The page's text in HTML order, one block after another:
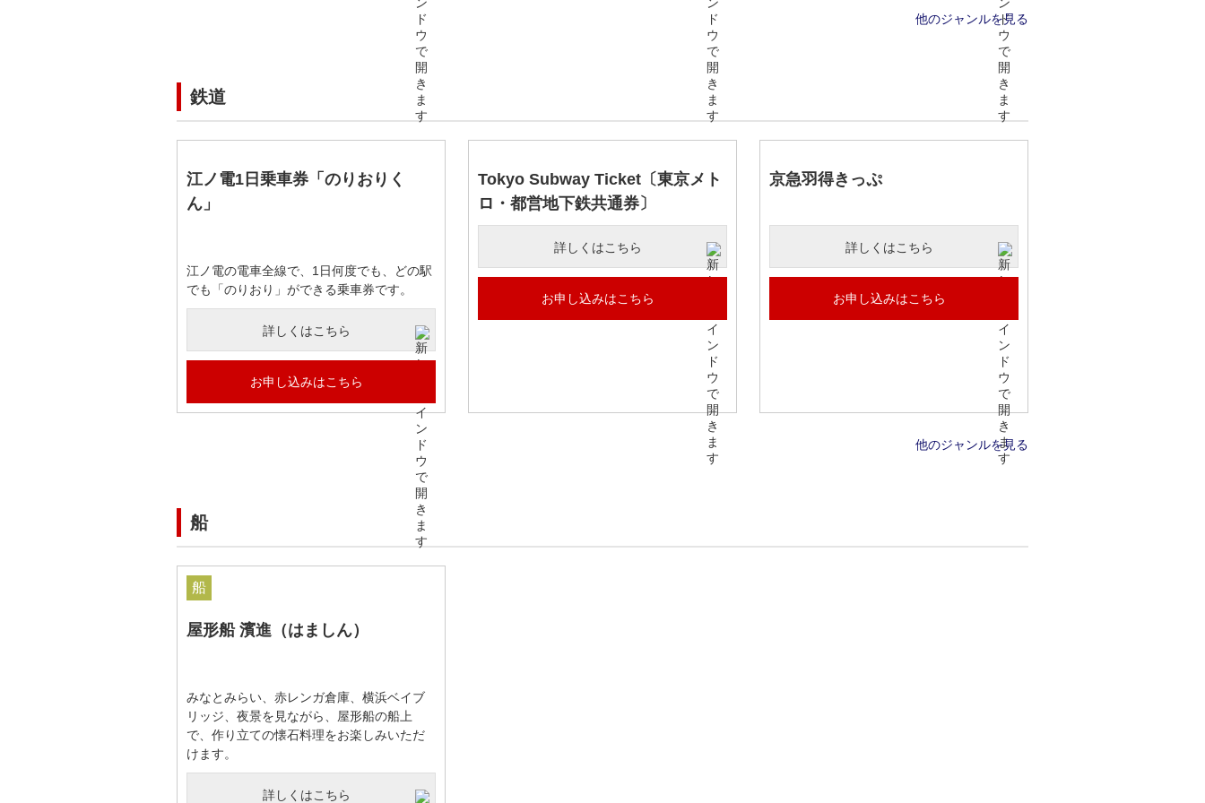
他のジャンルを見る
鉄道
江ノ電1日乗車券「のりおりく
ん」
江ノ電の電車全線で、1日何度でも、どの駅
でも「のりおり」ができる乗車券です。
詳しくはこちら
お申し込みはこちら
Tokyo Subway Ticket〔東京メト
ロ・都営地下鉄共通券〕
詳しくはこちら
お申し込みはこちら
京急羽得きっぷ
詳しくはこちら
お申し込みはこちら
他のジャンルを見る
船
船
屋形船 濱進（はましん）
みなとみらい、赤レンガ倉庫、横浜ベイブ
リッジ、夜景を見ながら、屋形船の船上
で、作り立ての懐石料理をお楽しみいただ
けます。
詳しくはこちら